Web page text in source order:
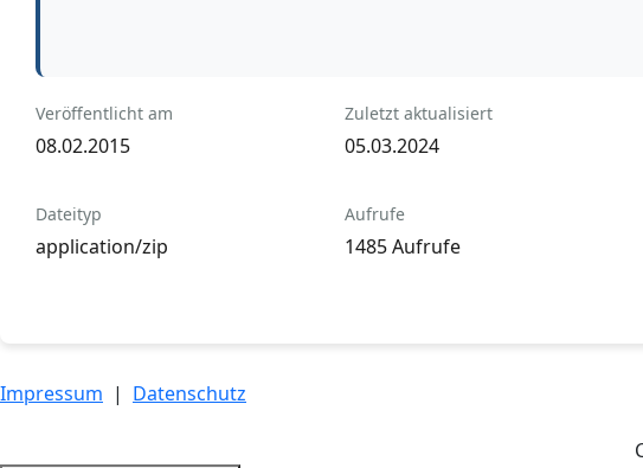
Veröffentlicht am
08.02.2015
Zuletzt aktualisiert
05.03.2024
Dateityp
application/zip
Aufrufe
1485 Aufrufe
Impressum | Datenschutz